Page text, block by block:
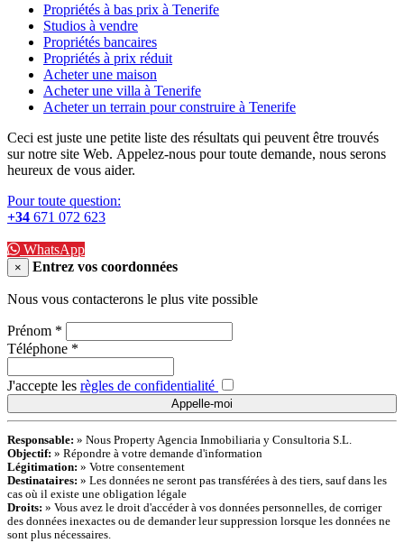
Propriétés à bas prix à Tenerife
Studios à vendre
Propriétés bancaires
Propriétés à prix réduit
Acheter une maison
Acheter une villa à Tenerife
Acheter un terrain pourconstruire à Tenerife
Ceci est juste une petite liste des résultats qui peuvent être trouvés
sur notre site Web. Appelez-nous pour toute demande, nous serons
heureux de vous aider.
Pour toute question:
+34 671 072 623
WhatsApp
× Entrez vos coordonnées
Nous vous contacterons le plus vite possible
Prénom *
Téléphone *
J'accepte les règles de confidentialité
Responsable: » Nous Property Agencia Inmobiliaria y Consultoria S.L.
Objectif: » Répondre à votre demande d'information
Légitimation: » Votre consentement
Destinataires: » Les données ne seront pas transférées à des tiers, sauf dans les
cas où il existe une obligation légale
Droits: » Vous avez le droit d'accéder à vos données personnelles, de corriger
des données inexactes ou de demander leur suppression lorsque les données ne
sont plus nécessaires.